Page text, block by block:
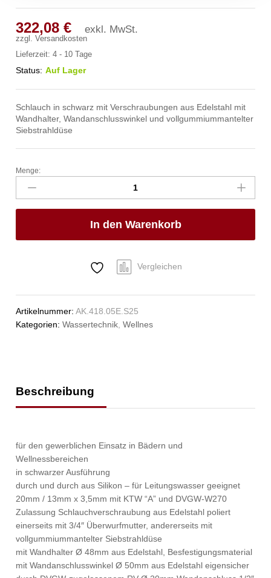
322,08€ exkl. MwSt.
zzgl.Versandkosten
Lieferzeit:4 - 10 Tage
Status: Auf Lager
Schlauch in schwarz mit Verschraubungen aus Edelstahl mit
Wandhalter, Wandanschlusswinkel und vollgummiummantelter
Siebstrahldüse
spa
Kneipp'sche
Garnitur
1/2"
20mm
Menge:
In den Warenkorb
Vergleichen
Artikelnummer:AK.418.05E.S25
Kategorien:Wassertechnik,Wellnes
Beschreibung
für den gewerblichen Einsatz in Bädern und
Wellnessbereichen
in schwarzer Ausführung
durch und durch aus Silikon – für Leitungswasser geeignet
20mm / 13mm x 3,5mm mit KTW “A” und DVGW-W270
Zulassung Schlauchverschraubung aus Edelstahl poliert
einerseits mit 3/4″ Überwurfmutter, andererseits mit
vollgummiummantelter Siebstrahldüse
mit Wandhalter Ø 48mm aus Edelstahl, Besfestigungsmaterial
mit Wandanschlusswinkel Ø 50mm aus Edelstahl eigensicher